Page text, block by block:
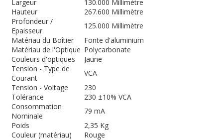
Largeur
130.000 Millimètre
Hauteur
267.600 Millimètre
Profondeur /
Epaisseur
125.000 Millimètre
Matériau du Boîtier
Fonte d'aluminium
Matériau de l'Optique Polycarbonate
Couleurs d'optiques
Jaune
Tension - Type de
Courant
VCA
Tension - Voltage
230
Tolérance
230 ±10% VCA
Consommation
Nominale
79 mA
Poids
2,35 Kg
Couleur (matériau)
Rouge